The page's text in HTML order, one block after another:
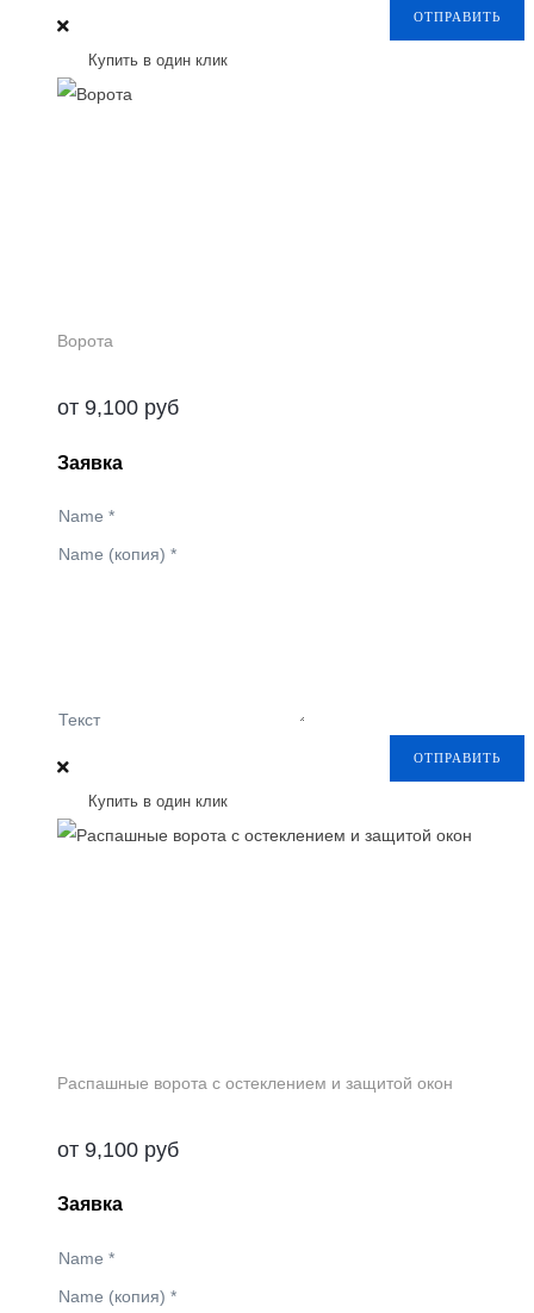
ОТПРАВИТЬ
Купить в один клик
Ворота
от 9,100 руб
Заявка
Name *
Name (копия) *
Текст
ОТПРАВИТЬ
Купить в один клик
Распашные ворота с остеклением и защитой окон
от 9,100 руб
Заявка
Name *
Name (копия) *